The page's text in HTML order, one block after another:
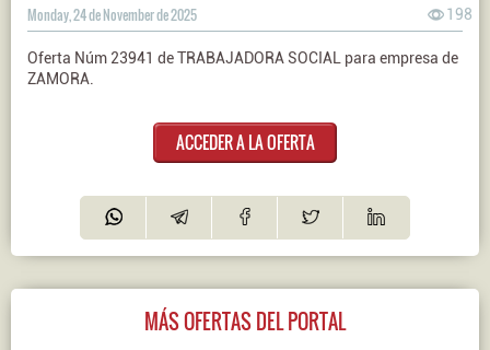
Monday, 24 de November de 2025 198
Oferta Núm 23941 de TRABAJADORA SOCIAL para empresa de
ZAMORA.
ACCEDER A LA OFERTA
MÁS OFERTAS DEL PORTAL